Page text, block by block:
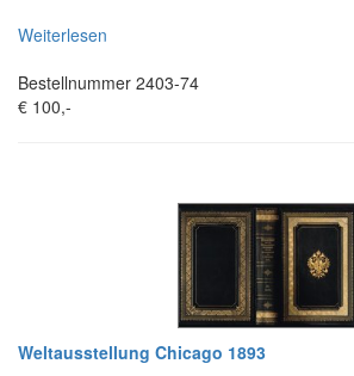
Weiterlesen
Bestellnummer 2403-74
€ 100,-
Weltausstellung Chicago 1893